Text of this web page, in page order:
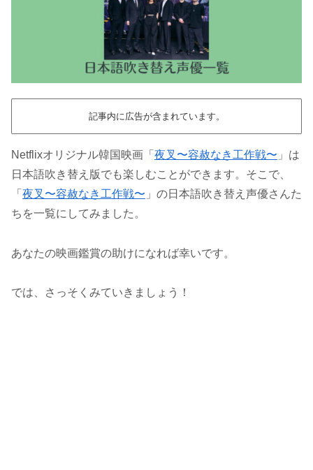
記事内に広告が含まれています。
Netflixオリジナル韓国映画「 夜叉〜容赦なき工作戦〜 」は
日本語吹き替え版でも楽しむことができます。そこで、
「 夜叉〜容赦なき工作戦〜 」の日本語吹き替え声優さんた
ちを一覧にしてみました。
あなたの映画鑑賞の助けになれば幸いです。
では、さっそくみていきましょう！